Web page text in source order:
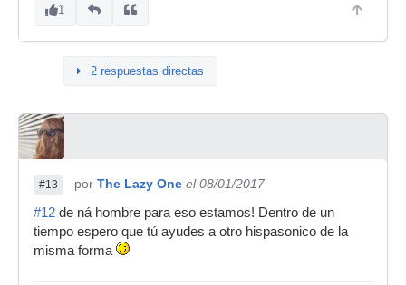
1
2 respuestas directas
#13 por The Lazy One el 08/01/2017
#12 de ná hombre para eso estamos! Dentro de un
tiempo espero que tú ayudes a otro hispasonico de la
misma forma